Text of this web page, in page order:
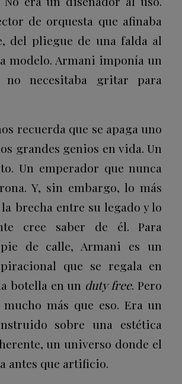
de orquesta que afinaba
del pliegue de una falda al
modelo. Armani imponía un
no necesitaba gritar para
recuerda que se apaga uno
grandes genios en vida. Un
Un emperador que nunca
Y, sin embargo, lo más
brecha entre su legado y lo
cree saber de él. Para
de calle, Armani es un
que se regala en
botella en un duty free. Pero
más que eso. Era un
sobre una estética
un universo donde el
antes que artificio.